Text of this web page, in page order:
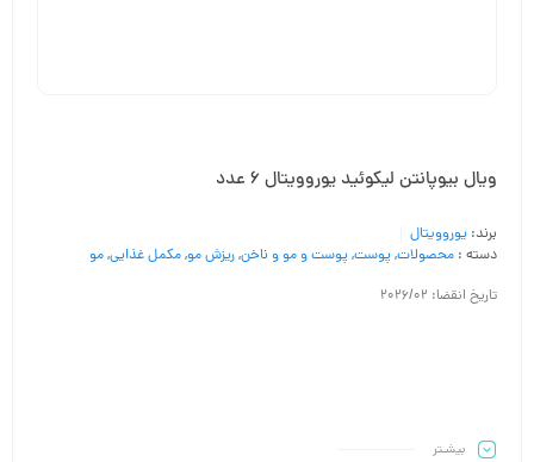
ویال بیوپانتن لیکوئید یوروویتال 6 عدد
برند: یوروویتال
دسته : محصولات, پوست, پوست و مو و ناخن,ریزش مو,مکمل غذایی,مو
تاریخ انقضا: 2026/02
بیشـتر